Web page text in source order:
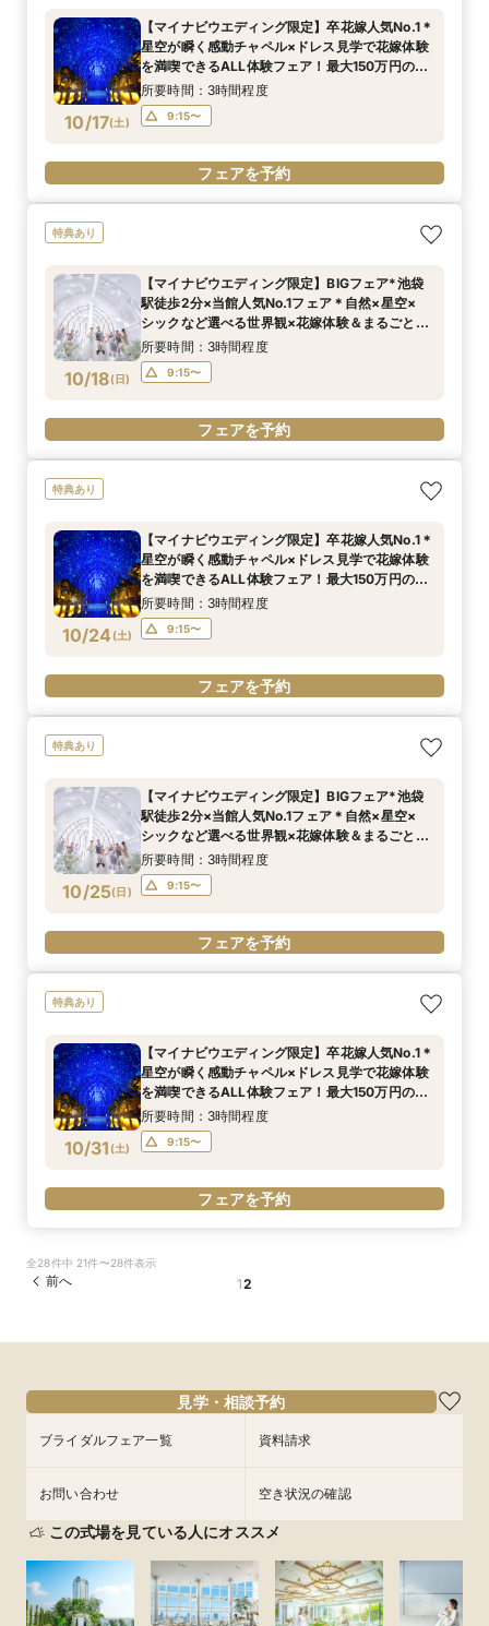
10/17(土)
【マイナビウエディング限定】卒花嫁人気No.1＊
星空が瞬く感動チャペル×ドレス見学で花嫁体験
を満喫できるALL体験フェア！最大150万円の特
典付き*BIGフェア
所要時間：3時間程度
9:15〜
フェアを予約
特典あり
10/18(日)
【マイナビウエディング限定】BIGフェア*池袋
駅徒歩2分×当館人気No.1フェア＊自然×星空×
シックなど選べる世界観×花嫁体験＆まるごと相
談！初見学にもおすすめ！
所要時間：3時間程度
9:15〜
フェアを予約
特典あり
10/24 (土)
【マイナビウエディング限定】卒花嫁人気No.1＊
星空が瞬く感動チャペル×ドレス見学で花嫁体験
を満喫できるALL体験フェア！最大150万円の特
典付き*BIGフェア
所要時間：3時間程度
9:15〜
フェアを予約
特典あり
10/25(日)
【マイナビウエディング限定】BIGフェア*池袋
駅徒歩2分×当館人気No.1フェア＊自然×星空×
シックなど選べる世界観×花嫁体験＆まるごと相
談！初見学にもおすすめ！
所要時間：3時間程度
9:15〜
フェアを予約
特典あり
10/31 (土)
【マイナビウエディング限定】卒花嫁人気No.1＊
星空が瞬く感動チャペル×ドレス見学で花嫁体験
を満喫できるALL体験フェア！最大150万円の特
典付き*BIGフェア
所要時間：3時間程度
9:15〜
フェアを予約
全28件中 21件〜28件表示
前へ 12
見学・相談予約
ブライダルフェア一覧 資料請求
お問い合わせ 空き状況の確認
この式場を見ている人にオススメ